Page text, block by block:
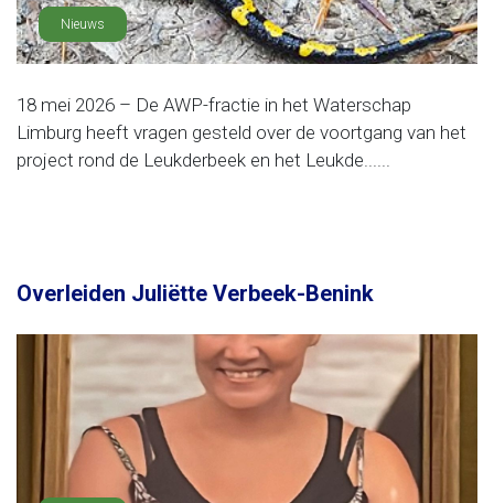
Nieuws
18 mei 2026 – De AWP-fractie in het Waterschap
Limburg heeft vragen gesteld over de voortgang van het
project rond de Leukderbeek en het Leukde......
Overleiden Juliëtte Verbeek-Benink